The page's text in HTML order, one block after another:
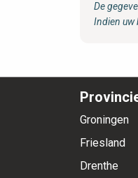
De
Indien uw
Groningen
Friesland
Drenthe